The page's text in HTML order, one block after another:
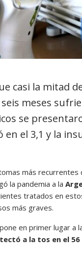
casi la mitad
meses
se
en el 3,1 y la
más
la pandemia a la
tratados en
más graves.
en primer lugar a
a la tos en el